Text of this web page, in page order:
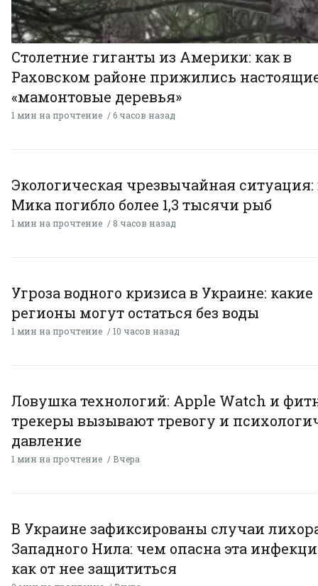
Столетние гиганты из Америки: как в
Раховском районе прижились
«мамонтовые деревья»
1 мин на прочтение 6 часов назад
Экологическая чрезвычайная ситуация:
Мика погибло более 1,3 тысячи рыб
1 мин на прочтение 8 часов назад
Угроза водного кризиса в Украине: какие
регионы могут остаться без воды
1 мин на прочтение 10 часов назад
Ловушка технологий: Apple Watch и
трекеры вызывают тревогу и
давление
1 мин на прочтение Вчера
В Украине зафиксированы случаи
Западного Нила: чем опасна эта
как от нее защититься